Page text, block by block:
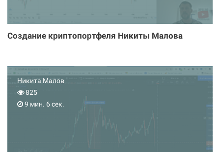
Создание криптопортфеля Никиты Малова
Никита Малов
825
9 мин. 6 сек.